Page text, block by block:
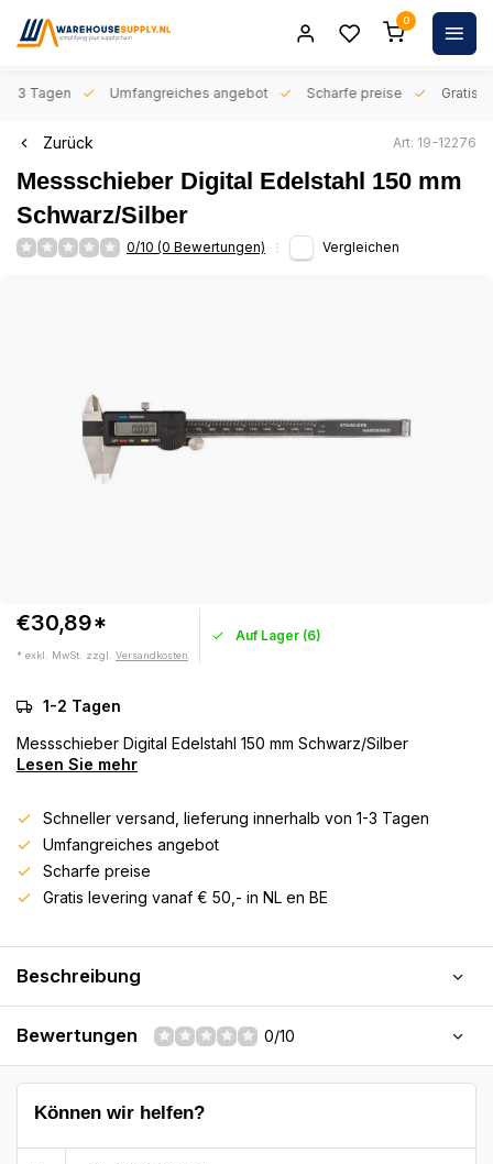
0
3 Tagen Umfangreiches angebot Scharfe preise Gratis
Zurück Art: 19-12276
Messschieber Digital Edelstahl 150 mm
Schwarz/Silber
0/10 (0 Bewertungen) Vergleichen
€30,89*
* exkl. MwSt. zzgl. Versandkosten
Auf Lager (6)
1-2 Tagen
Messschieber Digital Edelstahl 150 mm Schwarz/Silber
Lesen Sie mehr
Schneller versand, lieferung innerhalb von 1-3 Tagen
Umfangreiches angebot
Scharfe preise
Gratis levering vanaf € 50,- in NL en BE
Beschreibung
Bewertungen 0/10
Können wir helfen?